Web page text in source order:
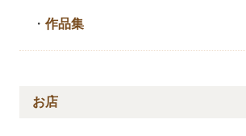
・作品集
お店